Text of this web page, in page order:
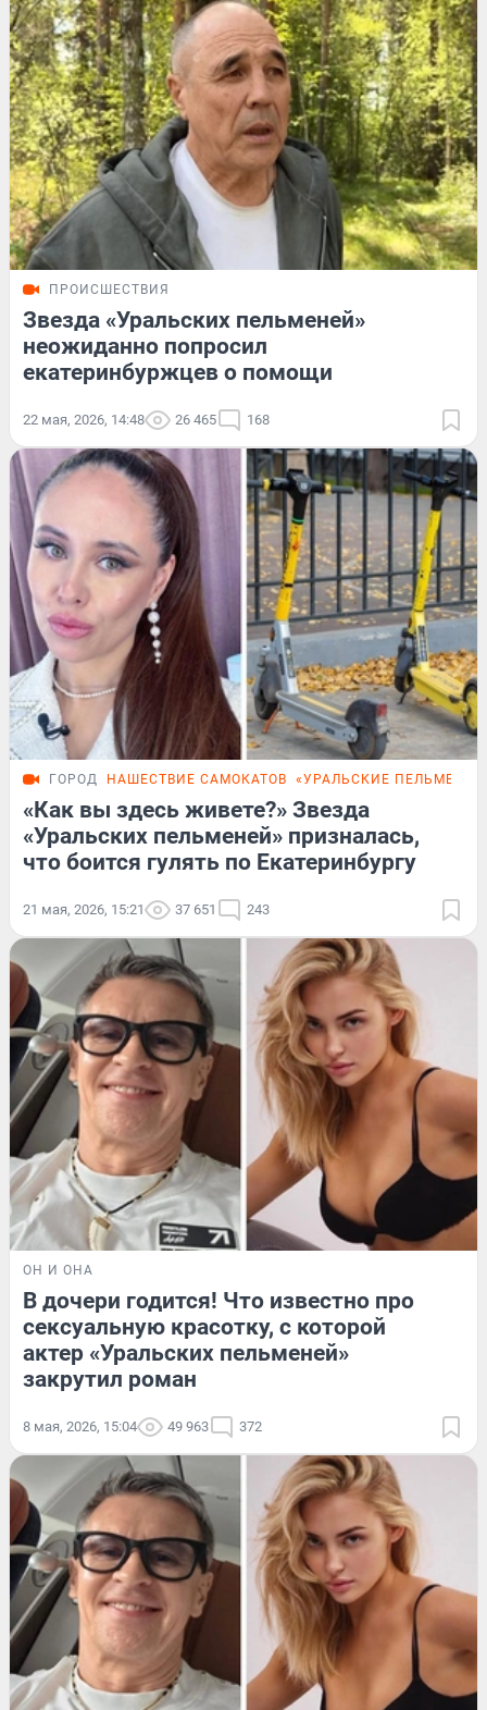
ПРОИСШЕСТВИЯ
Звезда «Уральских пельменей»
неожиданно попросил
екатеринбуржцев о помощи
22 мая, 2026, 14:48 26 465 168
ГОРОД НАШЕСТВИЕ САМОКАТОВ «УРАЛЬСКИЕ ПЕЛЬМЕНИ»
«Как вы здесь живете?» Звезда
«Уральских пельменей» призналась,
что боится гулять по Екатеринбургу
21 мая, 2026, 15:21 37 651 243
ОН И ОНА
В дочери годится! Что известно про
сексуальную красотку, с которой
актер «Уральских пельменей»
закрутил роман
8 мая, 2026, 15:04 49 963 372